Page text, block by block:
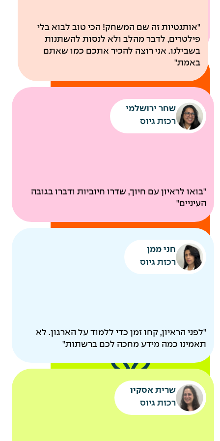
לבריאות
ביטוח בריאות קולקטיבי
בדיקות רפואיות תקופתיות
הורים
קייטנות מסובסדות
אקסטרא חופש להורים
לאחר ותק של שנה
"אותנטיות זה שם המשחק! הכי טוב לבוא בלי
פילטרים, לדבר מהלב ולא לנסות להשתנות
בשבילנו. אני רוצה להכיר אתכם כמו שאתם
באמת"
שחר ירושלמי
רכזת גיוס
"בואו לראיון עם חיוך, שדרו חיוביות ודברו בגובה
העיניים"
חני ממן
רכזת גיוס
"לפני הראיון, קחו זמן כדי ללמוד על הארגון. לא
תאמינו כמה מידע מחכה לכם ברשתות"
שרית אסקיו
רכזת גיוס